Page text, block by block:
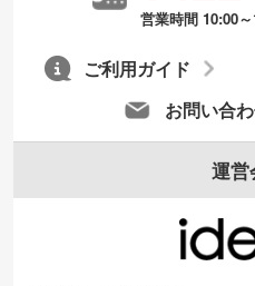
営業時間 10:00
お問い合
ご利用ガイド
運営